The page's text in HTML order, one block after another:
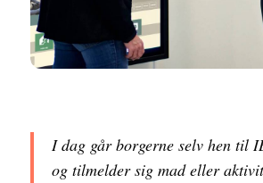
I dag går borgerne selv hen til
og tilmelder sig mad eller